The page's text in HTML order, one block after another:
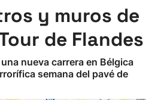
y muros de
de Flandes
nueva carrera en Bélgica
semana del pavé de